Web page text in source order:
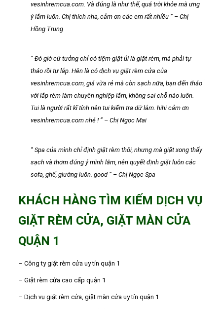
vesinhremcua.com. Và đúng là như thế, quá trời khỏe mà ưng
ý lắm luôn. Chị thích nha, cảm ơn các em rất nhiều ” – Chị
Hồng Trung
” Đó giờ cứ tưởng chỉ có tiệm giặt ủi là giặt rèm, mà phải tự
tháo rồi tự lắp. Hên là có dịch vụ giặt rèm cửa của
vesinhremcua.com, giá vừa rẻ mà còn sạch nữa, bạn đến tháo
với lắp rèm làm chuyên nghiệp lắm, không sai chỗ nào luôn.
Tui là người rất kĩ tính nên tui kiểm tra dữ lắm. hihi cảm ơn
vesinhremcua.com nhé ! ” – Chị Ngọc Mai
” Spa của mình chỉ định giặt rèm thôi, nhưng mà giặt xong thấy
sạch và thơm đúng ý mình lắm, nên quyết định giặt luôn các
sofa, ghế, giường luôn. good ” – Chị Ngọc Spa
KHÁCH HÀNG TÌM KIẾM DỊCH VỤ
GIẶT RÈM CỬA, GIẶT MÀN CỬA
QUẬN 1
– Công ty giặt rèm cửa uy tín quận 1
– Giặt rèm cửa cao cấp quận 1
– Dịch vụ giặt rèm cửa, giặt màn cửa uy tín quận 1